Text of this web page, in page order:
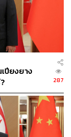
วออกมาแล้ว
Miller) ถูกจำคุก
ส่งไปยังค่าย
ศว่าเขามี
เดือน
ดือน
ธุรกิจการท่อง
ำคุก 15 ปี แต่ถูก
เดือนพฤศจิกายน
ปียงยาง
287